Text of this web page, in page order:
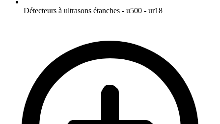
Détecteurs à ultrasons étanches - u500 - ur18